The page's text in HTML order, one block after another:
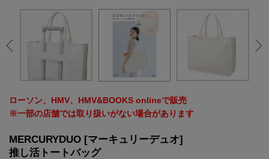
ローソン、HMV、HMV&BOOKS onlineで販売
※一部の店舗では取り扱いがない場合があります
MERCURYDUO [マーキュリーデュオ]
推し活トートバッグ